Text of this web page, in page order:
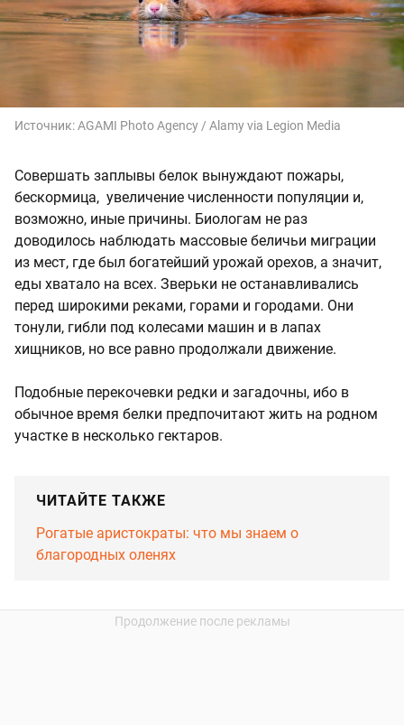
Источник:AGAMI Photo Agency / Alamy via Legion Media
Совершать заплывы белок вынуждают пожары,
бескормица, увеличение численности популяции и,
возможно, иные причины. Биологам не раз
доводилось наблюдать массовые беличьи миграции
из мест, где был богатейший урожай орехов, а значит,
еды хватало на всех. Зверьки не останавливались
перед широкими реками, горами и городами. Они
тонули, гибли под колесами машин и в лапах
хищников, но все равно продолжали движение.
Подобные перекочевки редки и загадочны, ибо в
обычное время белки предпочитают жить на родном
участке в несколько гектаров.
ЧИТАЙТЕ ТАКЖЕ
Рогатые аристократы: что мы знаем о
благородных оленях